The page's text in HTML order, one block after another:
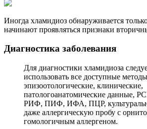
Иногда хламидиоз обнаруживается
начинают проявляться признаки
Диагностика заболевания
Для диагностики хламидиоза
использовать все доступные
эпизоотологические, клинические,
патологоанатомические данные,
РИФ, ПИФ, ИФА, ПЦР,
даже аллергическую пробу с
гомологичным аллергеном.